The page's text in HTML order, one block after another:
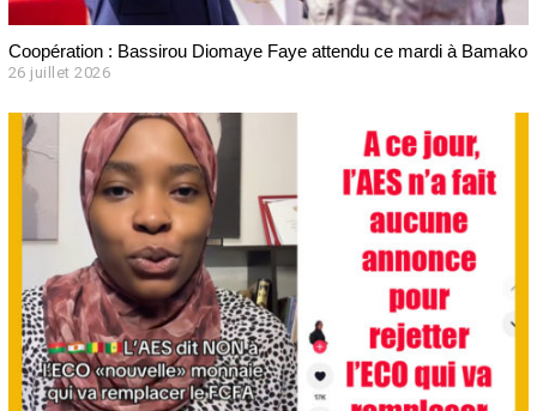
Coopération : Bassirou Diomaye Faye attendu ce mardi à Bamako
26 juillet 2026
j
u
i
l
l
t
2
0
2
6